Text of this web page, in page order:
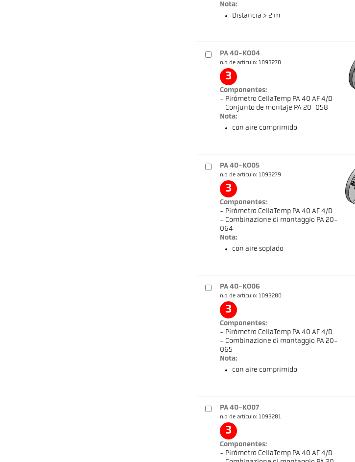
Nota:
Distancia > 2 m
PA 40-K004
n.o de artículo: 1093278
3
Componentes:
- Pirómetro CellaTemp PA 40 AF 4/D
- Conjunto de montaje PA 20-058
Nota:
con aire comprimido
PA 40-K005
n.o de artículo: 1093279
3
Componentes:
- Pirómetro CellaTemp PA 40 AF 4/D
- Combinazione di montaggio PA 20-
064
Nota:
con aire soplado
PA 40-K006
n.o de artículo: 1093280
3
Componentes:
- Pirómetro CellaTemp PA 40 AF 4/D
- Combinazione di montaggio PA 20-
065
Nota:
con aire comprimido
PA 40-K007
n.o de artículo: 1093281
3
Componentes:
- Pirómetro CellaTemp PA 40 AF 4/D